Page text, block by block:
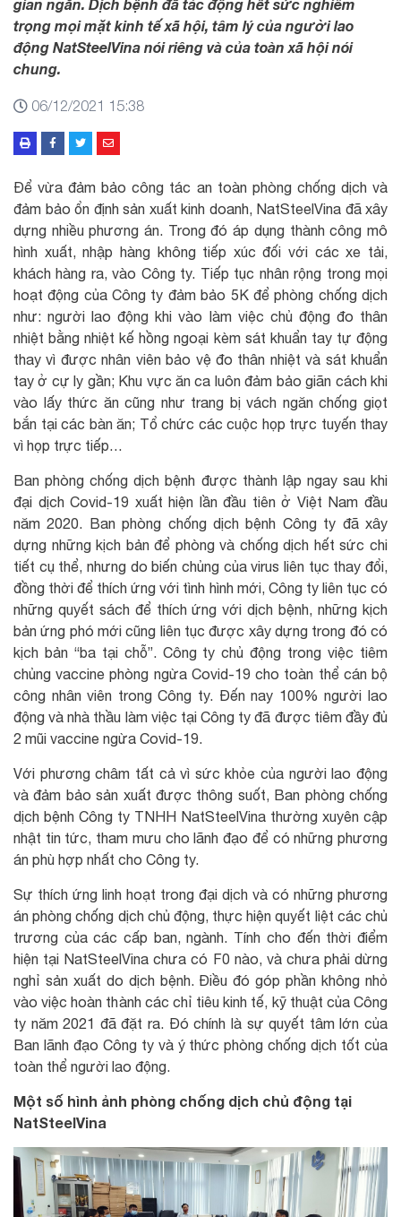
gian ngắn. Dịch bệnh đã tác động hết sức nghiêm
trọng mọi mặt kinh tế xã hội, tâm lý của người lao
động NatSteelVina nói riêng và của toàn xã hội nói
chung.
06/12/2021 15:38
Để vừa đảm bảo công tác an toàn phòng chống dịch và
đảm bảo ổn định sản xuất kinh doanh, NatSteelVina đã xây
dựng nhiều phương án. Trong đó áp dụng thành công mô
hình xuất, nhập hàng không tiếp xúc đối với các xe tải,
khách hàng ra, vào Công ty. Tiếp tục nhân rộng trong mọi
hoạt động của Công ty đảm bảo 5K để phòng chống dịch
như: người lao động khi vào làm việc chủ động đo thân
nhiệt bằng nhiệt kế hồng ngoại kèm sát khuẩn tay tự động
thay vì được nhân viên bảo vệ đo thân nhiệt và sát khuẩn
tay ở cự ly gần; Khu vực ăn ca luôn đảm bảo giãn cách khi
vào lấy thức ăn cũng như trang bị vách ngăn chống giọt
bắn tại các bàn ăn; Tổ chức các cuộc họp trực tuyến thay
vì họp trực tiếp…
Ban phòng chống dịch bệnh được thành lập ngay sau khi
đại dịch Covid-19 xuất hiện lần đầu tiên ở Việt Nam đầu
năm 2020. Ban phòng chống dịch bệnh Công ty đã xây
dựng những kịch bản để phòng và chống dịch hết sức chi
tiết cụ thể, nhưng do biến chủng của virus liên tục thay đổi,
đồng thời để thích ứng với tình hình mới, Công ty liên tục có
những quyết sách để thích ứng với dịch bệnh, những kịch
bản ứng phó mới cũng liên tục được xây dựng trong đó có
kịch bản “ba tại chỗ”. Công ty chủ động trong việc tiêm
chủng vaccine phòng ngừa Covid-19 cho toàn thể cán bộ
công nhân viên trong Công ty. Đến nay 100% người lao
động và nhà thầu làm việc tại Công ty đã được tiêm đầy đủ
2 mũi vaccine ngừa Covid-19.
Với phương châm tất cả vì sức khỏe của người lao động
và đảm bảo sản xuất được thông suốt, Ban phòng chống
dịch bệnh Công ty TNHH NatSteelVina thường xuyên cập
nhật tin tức, tham mưu cho lãnh đạo để có những phương
án phù hợp nhất cho Công ty.
Sự thích ứng linh hoạt trong đại dịch và có những phương
án phòng chống dịch chủ động, thực hiện quyết liệt các chủ
trương của các cấp ban, ngành. Tính cho đến thời điểm
hiện tại NatSteelVina chưa có F0 nào, và chưa phải dừng
nghỉ sản xuất do dịch bệnh. Điều đó góp phần không nhỏ
vào việc hoàn thành các chỉ tiêu kinh tế, kỹ thuật của Công
ty năm 2021 đã đặt ra. Đó chính là sự quyết tâm lớn của
Ban lãnh đạo Công ty và ý thức phòng chống dịch tốt của
toàn thể người lao động.
Một số hình ảnh phòng chống dịch chủ động tại
NatSteelVina